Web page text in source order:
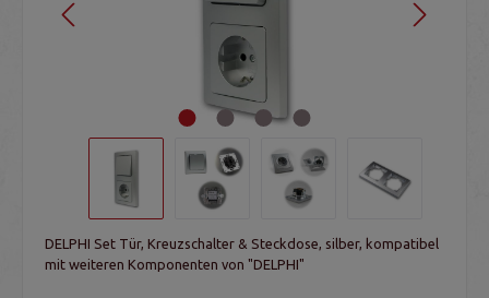
DELPHI Set Tür, Kreuzschalter & Steckdose, silber, kompatibel
mit weiteren Komponenten von "DELPHI"